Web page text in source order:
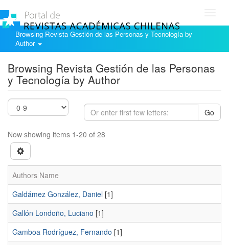
Browsing Revista Gestión de las Personas y Tecnología by
Author
Browsing Revista Gestión de las Personas
y Tecnología by Author
Go
Now showing items 1-20 of 28
Authors Name
Galdámez González, Daniel [1]
Gallón Londoño, Luciano [1]
Gamboa Rodríguez, Fernando [1]